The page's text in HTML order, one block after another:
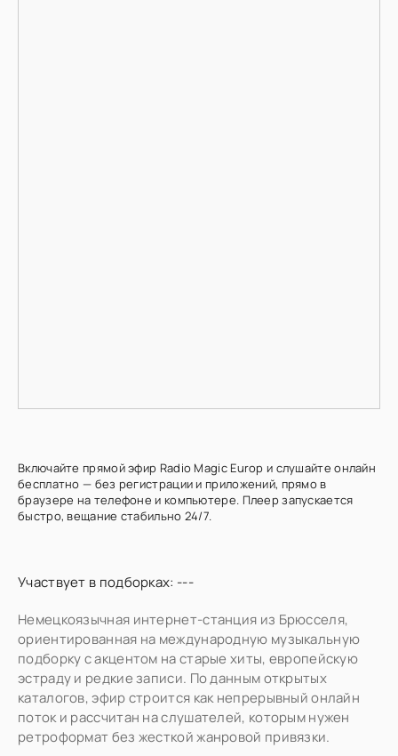
Включайте прямой эфир Radio Magic Europ и слушайте онлайн
бесплатно — без регистрации и приложений, прямо в
браузере на телефоне и компьютере. Плеер запускается
быстро, вещание стабильно 24/7.
Участвует в подборках: ---
Немецкоязычная интернет-станция из Брюсселя,
ориентированная на международную музыкальную
подборку с акцентом на старые хиты, европейскую
эстраду и редкие записи. По данным открытых
каталогов, эфир строится как непрерывный онлайн
поток и рассчитан на слушателей, которым нужен
ретроформат без жесткой жанровой привязки.